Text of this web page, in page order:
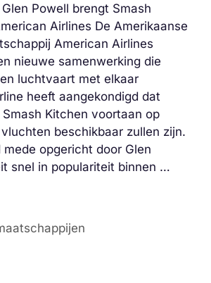
Powell brengt Smash
Airlines De Amerikaanse
American Airlines
nieuwe samenwerking die
luchtvaart met elkaar
heeft aangekondigd dat
Kitchen voortaan op
beschikbaar zullen zijn.
opgericht door Glen
snel in populariteit binnen …